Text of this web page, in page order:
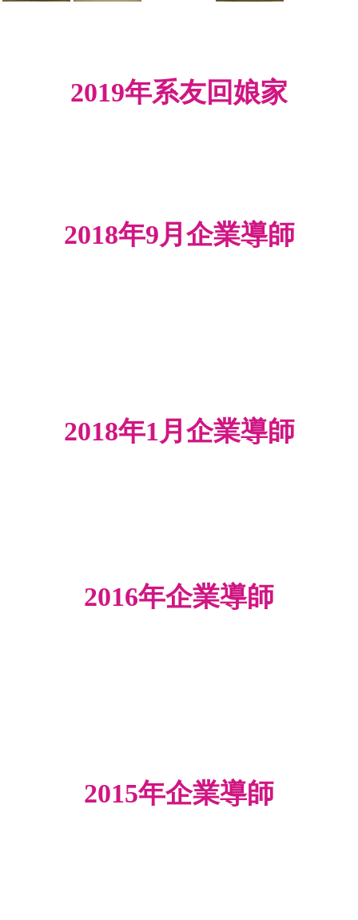
2019年系友回娘家
2018年9月企業導師
2018年1月企業導師
2016年企業導師
2015年企業導師